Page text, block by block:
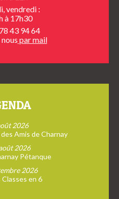
vendredi :
à 17h30
43 94 64
par mail
2026
Amis de Charnay
2026
Pétanque
2026
Classes en 6